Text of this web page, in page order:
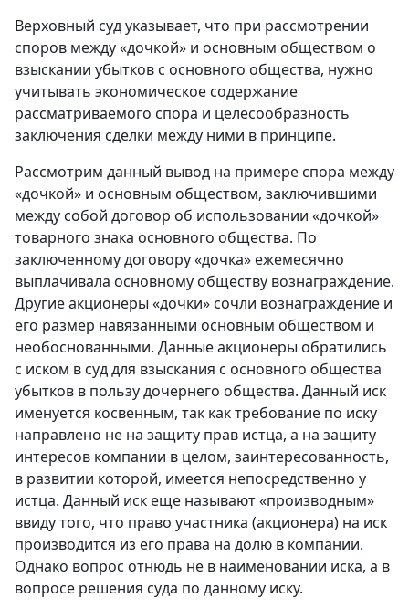
Верховный суд указывает, что при рассмотрении
споров между «дочкой» и основным обществом о
взыскании убытков с основного общества, нужно
учитывать экономическое содержание
рассматриваемого спора и целесообразность
заключения сделки между ними в принципе.
Рассмотрим данный вывод на примере спора между
«дочкой» и основным обществом, заключившими
между собой договор об использовании «дочкой»
товарного знака основного общества. По
заключенному договору «дочка» ежемесячно
выплачивала основному обществу вознаграждение.
Другие акционеры «дочки» сочли вознаграждение и
его размер навязанными основным обществом и
необоснованными. Данные акционеры обратились
с иском в суд для взыскания с основного общества
убытков в пользу дочернего общества. Данный иск
именуется косвенным, так как требование по иску
направлено не на защиту прав истца, а на защиту
интересов компании в целом, заинтересованность,
в развитии которой, имеется непосредственно у
истца. Данный иск еще называют «производным»
ввиду того, что право участника (акционера) на иск
производится из его права на долю в компании.
Однако вопрос отнюдь не в наименовании иска, а в
вопросе решения суда по данному иску.